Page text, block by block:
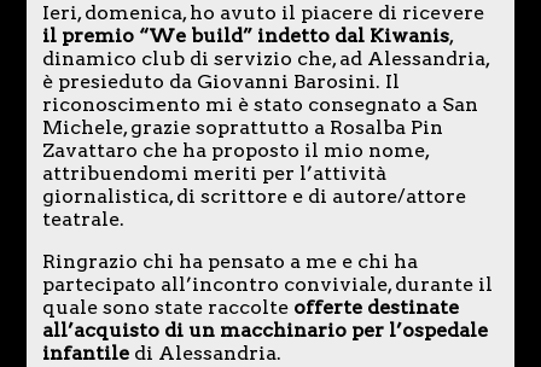
Ieri, domenica, ho avuto il piacere di ricevere
il premio “We build” indetto dal Kiwanis,
dinamico club di servizio che, ad Alessandria,
è presieduto da Giovanni Barosini. Il
riconoscimento mi è stato consegnato a San
Michele, grazie soprattutto a Rosalba Pin
Zavattaro che ha proposto il mio nome,
attribuendomi meriti per l’attività
giornalistica, di scrittore e di autore/attore
teatrale.
Ringrazio chi ha pensato a me e chi ha
partecipato all’incontro conviviale, durante il
quale sono state raccolte offerte destinate
all’acquisto di un macchinario per l’ospedale
infantile di Alessandria.